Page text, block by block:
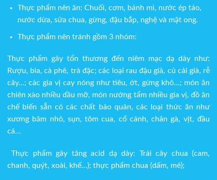
Thực phẩm nên ăn: Chuối, cơm, bánh mì, nước ép táo,
nước dừa, sữa chua, gừng, đậu bắp, nghệ và mật ong.
Thực phẩm nên tránh gồm 3 nhóm:
Thực phẩm gây tổn thương đến niêm mạc dạ dày như:
Rượu, bia, cà phê, trà đặc; các loại rau đậu già, củ cải già, rễ
cây…; các gia vị cay nóng như tiêu, ớt, gừng khô…; món ăn
chiên xào nhiều dầu mỡ, món nướng tẩm nhiều gia vị, đồ ăn
chế biến sẵn có các chất bảo quản, các loại thức ăn như
xương băm nhỏ, sụn, tôm cua, cổ cánh, chân gà, vịt, đầu
cá…
Thực phẩm gây tăng acid dạ dày: Trái cây chua (cam,
chanh, quýt, xoài, khế…); thực phẩm chua (dấm, mẻ);